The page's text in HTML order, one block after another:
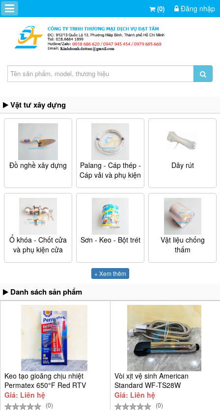
(0) Đăng nhập
Vật tư xây dựng
Đồ nghề xây dựng
Palang - Cáp thép -
Cáp vải và phụ kiện
Dây rút
Ổ khóa - Chốt cửa
và phụ kiện cửa
Sơn - Keo - Bột trét
Vật liệu chống
thấm
+ Xem thêm
Danh sách sản phẩm
Keo tạo gioăng chịu nhiệt
Permatex 650°F Red RTV
Giá: Liên hệ
(0)
Vòi xịt vệ sinh American
Standard WF-TS28W
Giá: Liên hệ
(0)